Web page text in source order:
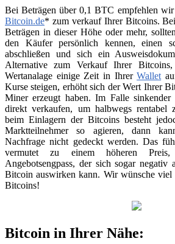
Bei Beträgen über 0,1 BTC empfehlen
Bitcoin.de* zum verkauf Ihrer Bitcoins.
Beträgen in dieser Höhe oder mehr,
den Käufer persönlich kennen, einen
abschließen und sich ein
Alternative zum Verkauf Ihrer
Wertanalage einige Zeit in IhrerWallet
Kurse steigen, erhöht sich der Wert Ihrer
Miner erzeugt haben. Im Falle
direkt verkaufen, um halbwegs rentabel
beim Einlagern der Bitcoins besteht
Marktteilnehmer so agieren, dann
Nachfrage nicht gedeckt werden. Das
vermutet zu einem höheren
Angebotsengpass, der sich sogar negativ
Bitcoin auswirken kann. Wir wünsche
Bitcoins!
Bitcoin in Ihrer Nähe: